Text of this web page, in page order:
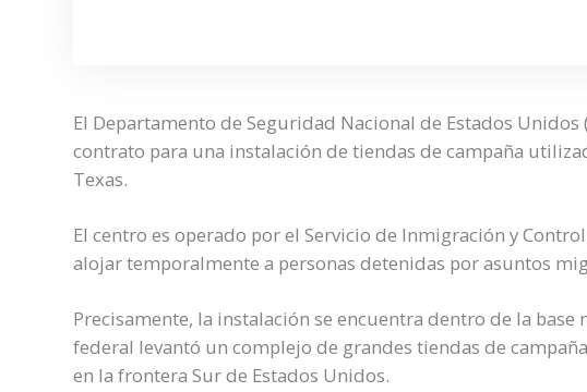
El Departamento de Seguridad Nacional de Estados
contrato para una instalación de tiendas de campaña
Texas.
El centro es operado por el Servicio de Inmigración y
alojar temporalmente a personas detenidas por asuntos
Precisamente, la instalación se encuentra dentro de la
federal levantó un complejo de grandes tiendas de
en la frontera Sur de Estados Unidos.